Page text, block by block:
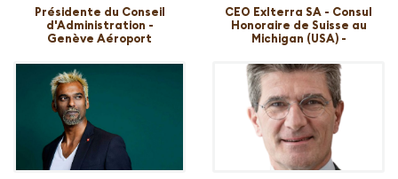
Présidente du Conseil
d'Administration -
Genève Aéroport
CEO Exlterra SA - Consul
Honoraire de Suisse au
Michigan (USA) -